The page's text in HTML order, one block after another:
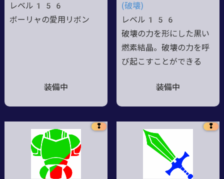
レベル156
ボーリャの愛用リボン
装備中
(破壊)
レベル156
破壊の力を形にした黒い
燃素結晶。破壊の力を呼
び起こすことができる
装備中
❢ ❢